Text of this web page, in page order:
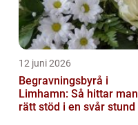
12 juni 2026
Begravningsbyrå i
Limhamn: Så hittar man
rätt stöd i en svår stund